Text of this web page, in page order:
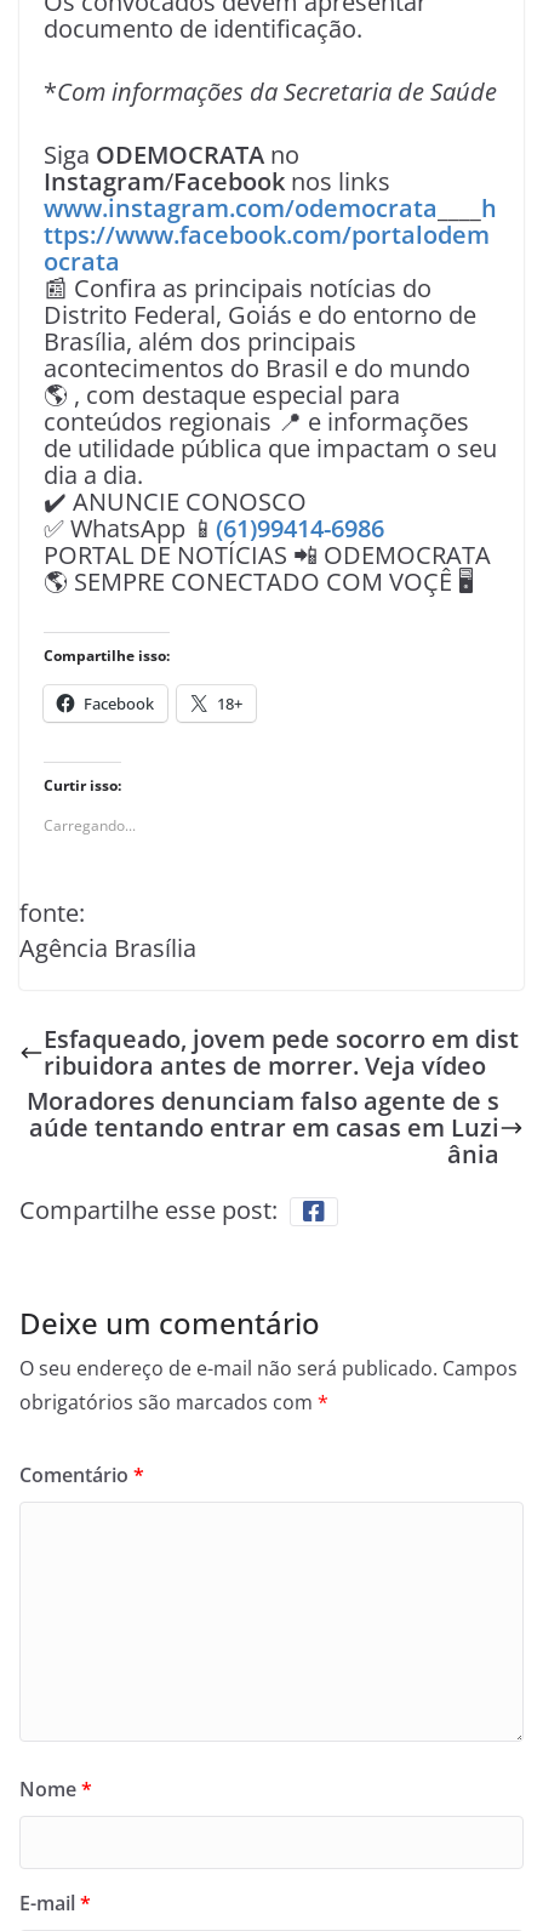
documento de identificação.
*Com informações da Secretaria de Saúde
Siga ODEMOCRATA no
Instagram/Facebook nos links
www.instagram.com/odemocrata
h
ttps://www.facebook.com/portalodem
ocrata
📰 Confira as principais notícias do
Distrito Federal, Goiás e do entorno de
Brasília, além dos principais
acontecimentos do Brasil e do mundo
🌎 , com destaque especial para
conteúdos regionais 📍 e informações
de utilidade pública que impactam o seu
dia a dia.
✔️ ANUNCIE CONOSCO
✅ WhatsApp 📱 (61)99414-6986
PORTAL DE NOTÍCIAS 📲 ODEMOCRATA
🌎 SEMPRE CONECTADO COM VOÇÊ 🖥️
Compartilhe isso:
Facebook 18+
Curtir isso:
Carregando...
fonte:
Agência Brasília
Esfaqueado, jovem pede socorro em dist
ribuidora antes de morrer. Veja vídeo
Moradores denunciam falso agente de s
aúde tentando entrar em casas em Luzi
ânia
Compartilhe esse post:
Deixe um comentário
O seu endereço de e-mail não será publicado. Campos
obrigatórios são marcados com *
Comentário *
Nome*
E-mail*